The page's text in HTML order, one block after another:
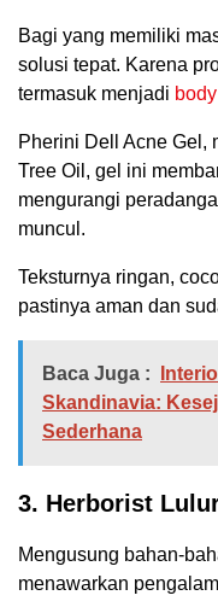
Bagi yang memiliki
solusi tepat. Karena
termasuk menjadi
Pherini Dell Acne Gel,
Tree Oil, gel ini
mengurangi
muncul.
Teksturnya ringan,
pastinya aman dan
Baca Juga :
Skandinavia:
Sederhana
3. Herborist
Mengusung bahan-
menawarkan